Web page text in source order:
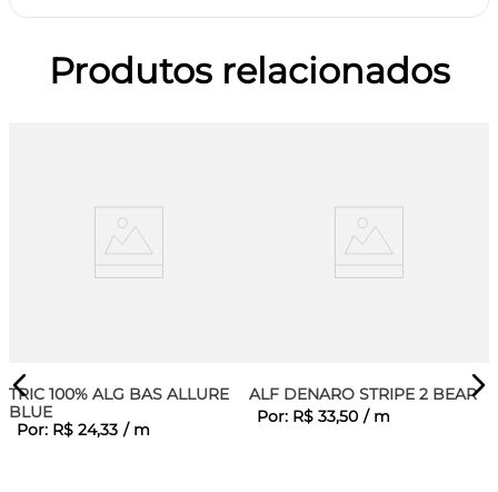
Produtos relacionados
TRIC 100% ALG BAS ALLURE
BLUE
Por: R$ 24,33 / m
ALF DENARO STRIPE 2 BEAR
Por: R$ 33,50 / m